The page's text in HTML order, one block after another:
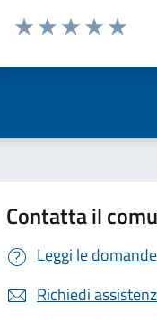
Valuta da 1 a 5 stelle la
Contatta il
Leggi le
Richiedi